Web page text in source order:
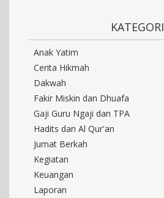
KATEGORI
Anak Yatim
Cerita Hikmah
Dakwah
Fakir Miskin dan Dhuafa
Gaji Guru Ngaji dan TPA
Hadits dan Al Qur'an
Jumat Berkah
Kegiatan
Keuangan
Laporan